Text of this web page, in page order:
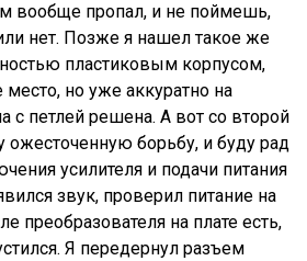
вообще пропал, и не поймешь,
нет. Позже я нашел такое же
пластиковым корпусом,
место, но уже аккуратно на
с петлей решена. А вот со второй
борьбу, и буду рад
усилителя и подачи питания
звук, проверил питание на
преобразователя на плате есть,
Я передернул разъем